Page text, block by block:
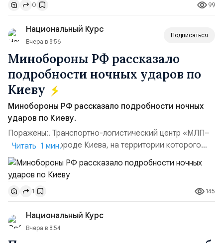
гг.);Адмирал Владимир Петрович Комоедов,
командующий Черноморским флотом ВМФ России
(1998–2002 г...
0 99
Национальный Курс
Вчера в 8:56
Подписаться
Минобороны РФ рассказало
подробности ночных ударов по
Киеву
Минобороны РФ рассказало подробности ночных
ударов по Киеву.
Поражены:. Транспортно-логистический центр «МЛП–
Чайка» в пригороде Киева, на территории которого
осуществлялось хранение, сборка а также запуск с
прилегающего полевого аэродром «Чайка»
дальнобойных БПЛА ВСУ; Складские помещения
«Транс-Логистик» в Оболонском районе г. Киев,
использовавшиеся для хранения военного
имущества ВСУ; Сортировочны...
Читать 1 мин.
1 145
Национальный Курс
Вчера в 8:54